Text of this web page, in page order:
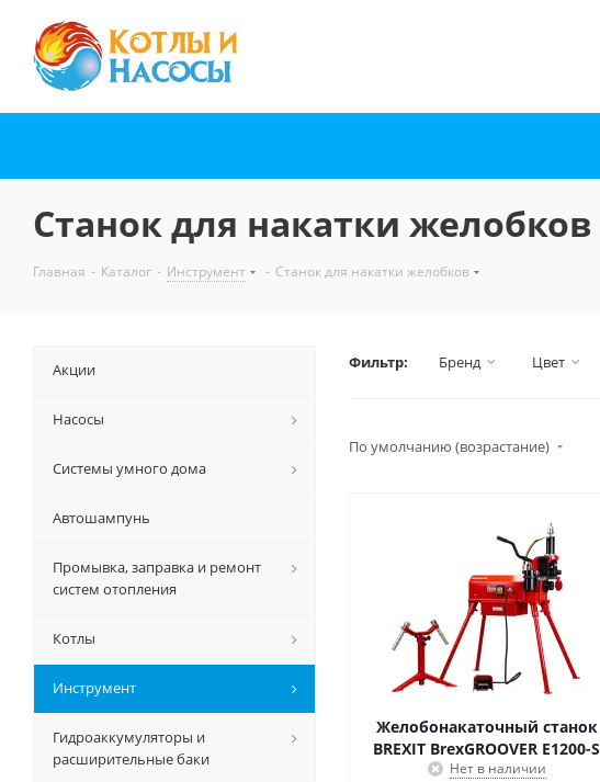
Станок для накатки желобков
Главная - Каталог - Инструмент - Станок для накатки желобков
Фильтр: Бренд Цвет
По умолчанию (возрастание)
Желобонакаточный станок
BREXIT BrexGROOVER E1200-S
Нет в наличии
Акции
Насосы
Системы умного дома
Автошампунь
Промывка, заправка и ремонт
систем отопления
Котлы
Инструмент
Гидроаккумуляторы и
расширительные баки